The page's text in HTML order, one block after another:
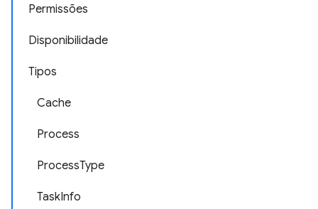
Permissões
Disponibilidade
Tipos
Cache
Process
ProcessType
TaskInfo